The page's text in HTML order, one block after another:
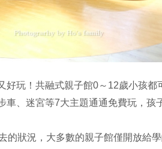
好玩！共融式親子館0～12歲小孩都
車、迷宮等7大主題通通免費玩，孩
的狀況，大多數的親子館僅開放給